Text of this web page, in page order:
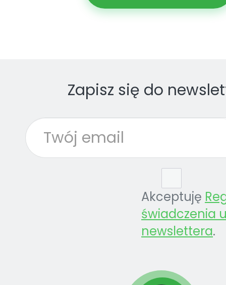
Zapisz się do
Akceptuję
świadczenia
newslettera.